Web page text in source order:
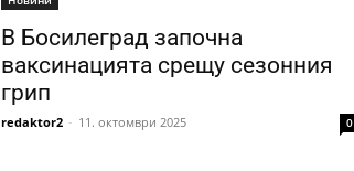
В Босилеград започна
ваксинацията срещу сезонния
грип
redaktor2 - 11. октомври 2025 0